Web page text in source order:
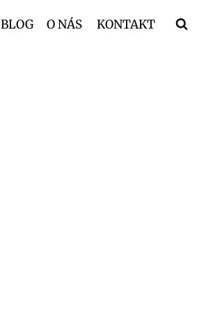
BLOG O NÁS KONTAKT